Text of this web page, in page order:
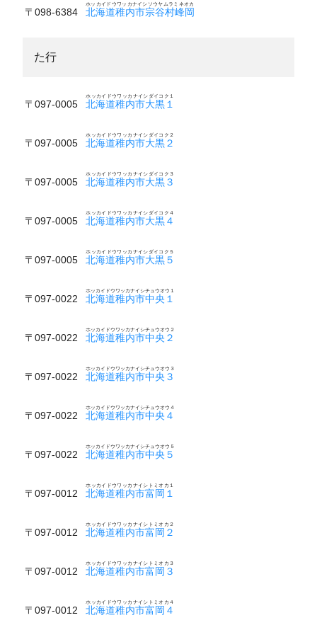
〒098-6384 北海道稚内市宗谷村峰岡
ホッカイドウワッカナイシソウヤムラミネオカ
た行
〒097-0005 北海道稚内市大黒１
ホッカイドウワッカナイシダイコク１
〒097-0005 北海道稚内市大黒２
ホッカイドウワッカナイシダイコク２
〒097-0005 北海道稚内市大黒３
ホッカイドウワッカナイシダイコク３
〒097-0005 北海道稚内市大黒４
ホッカイドウワッカナイシダイコク４
〒097-0005 北海道稚内市大黒５
ホッカイドウワッカナイシダイコク５
〒097-0022 北海道稚内市中央１
ホッカイドウワッカナイシチュウオウ１
〒097-0022 北海道稚内市中央２
ホッカイドウワッカナイシチュウオウ２
〒097-0022 北海道稚内市中央３
ホッカイドウワッカナイシチュウオウ３
〒097-0022 北海道稚内市中央４
ホッカイドウワッカナイシチュウオウ４
〒097-0022 北海道稚内市中央５
ホッカイドウワッカナイシチュウオウ５
〒097-0012 北海道稚内市富岡１
ホッカイドウワッカナイシトミオカ１
〒097-0012 北海道稚内市富岡２
ホッカイドウワッカナイシトミオカ２
〒097-0012 北海道稚内市富岡３
ホッカイドウワッカナイシトミオカ３
〒097-0012 北海道稚内市富岡４
ホッカイドウワッカナイシトミオカ４